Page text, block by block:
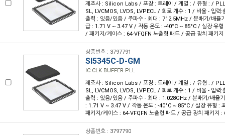
제조사 : Silicon Labs / 포장 : 트레이 / 계열 : / 유형 : /
SL, LVCMOS, LVDS, LVPECL / 회로 개수 : 1 / 비율 - 입력:
출력 : 있음/있음 / 주파수 - 최대 : 712.5MHz / 분배기/배율
급 : 1.71 V ~ 3.47 V / 작동 온도 : -40°C ~ 85°C / 실장 유
/ 패키지/케이스 : 64-VFQFN 노출형 패드 / 공급 장치 패키
상품번호 : 3797791
SI5345C-D-GM
IC CLK BUFFER PLL
제조사 : Silicon Labs / 포장 : 트레이 / 계열 : / 유형 : /
SL, LVCMOS, LVDS, LVPECL / 회로 개수 : 1 / 비율 - 입력:
출력 : 있음/있음 / 주파수 - 최대 : 1.028GHz / 분배기/배율
: 1.71 V ~ 3.47 V / 작동 온도 : -40°C ~ 85°C / 실장 유형 :
패키지/케이스 : 64-VFQFN 노출형 패드 / 공급 장치 패키지 :
상품번호 : 3797790